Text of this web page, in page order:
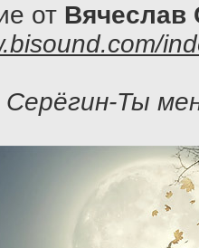
от Вячеслав
Серёгин-Ты